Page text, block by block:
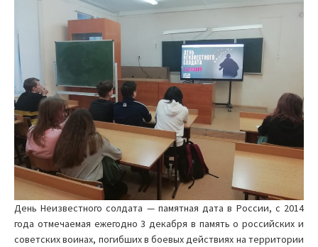
День Неизвестного солдата — памятная дата в России, с 2014
года отмечаемая ежегодно 3 декабря в память о российских и
советских воинах, погибших в боевых действиях на территории